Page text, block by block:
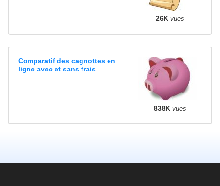
26K vues
Comparatif des cagnottes en
ligne avec et sans frais
838K vues